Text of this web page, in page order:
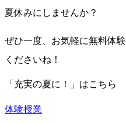
夏休みにしませんか？
ぜひ一度、お気軽に無料体
くださいね！
「充実の夏に！」はこちら
体験授業